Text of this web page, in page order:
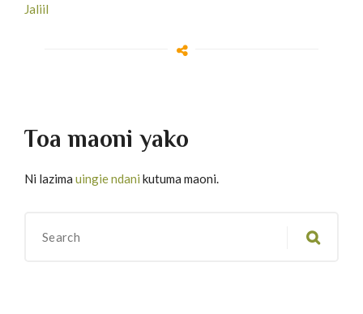
Jaliil
Toa maoni yako
Ni lazima uingie ndani kutuma maoni.